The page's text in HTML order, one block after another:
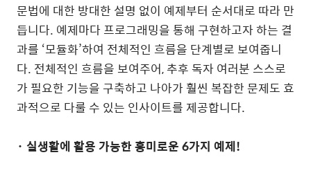
문법에 대한 방대한 설명 없이 예제부터 순서대로 따라 만
듭니다. 예제마다 프로그래밍을 통해 구현하고자 하는 결
과를 ‘모듈화’하여 전체적인 흐름을 단계별로 보여줍니
다. 전체적인 흐름을 보여주어,추후 독자 여러분 스스로
가 필요한 기능을 구축하고 나아가 훨씬 복잡한 문제도 효
과적으로 다룰 수 있는 인사이트를 제공합니다.
· 실생활에 활용 가능한 흥미로운6가지 예제!